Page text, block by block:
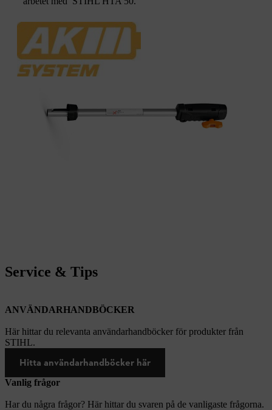
Service & Tips
ANVÄNDARHANDBÖCKER
Här hittar du relevanta användarhandböcker för produkter från
STIHL.
Hitta användarhandböcker här
Vanlig frågor
Har du några frågor? Här hittar du svaren på de vanligaste frågorna.